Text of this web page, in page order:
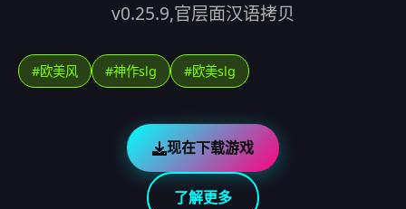
v0.25.9,官层面汉语拷贝
#欧美风 #神作slg #欧美slg
现在下载游戏
了解更多